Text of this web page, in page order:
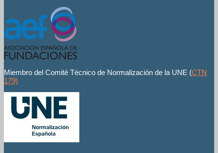
Miembro del Comité Técnico de Normalización de la UNE (CTN
179)